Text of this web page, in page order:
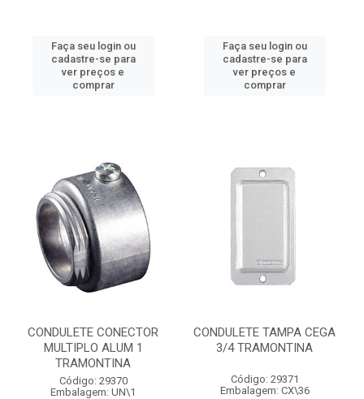
Faça seu login ou
cadastre-se para
ver preços e
comprar
Faça seu login ou
cadastre-se para
ver preços e
comprar
CONDULETE CONECTOR
MULTIPLO ALUM 1
TRAMONTINA
Código: 29370
Embalagem: UN\1
CONDULETE TAMPA CEGA
3/4 TRAMONTINA
Código: 29371
Embalagem: CX\36